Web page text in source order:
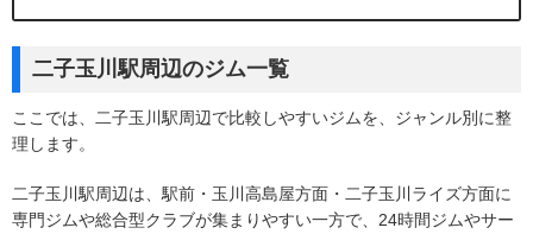
二子玉川駅周辺のジム一覧
ここでは、二子玉川駅周辺で比較しやすいジムを、ジャンル別に整
理します。
二子玉川駅周辺は、駅前・玉川高島屋方面・二子玉川ライズ方面に
専門ジムや総合型クラブが集まりやすい一方で、24時間ジムやサー